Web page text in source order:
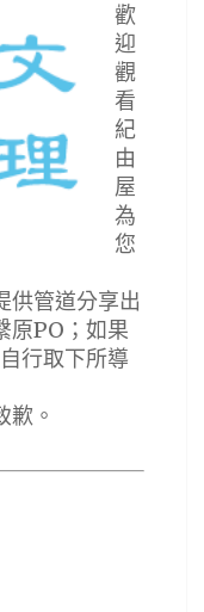
歡
迎
觀
看
紀
由
屋
為
您
供管道分享出
原PO；如果
行取下所導
歉。